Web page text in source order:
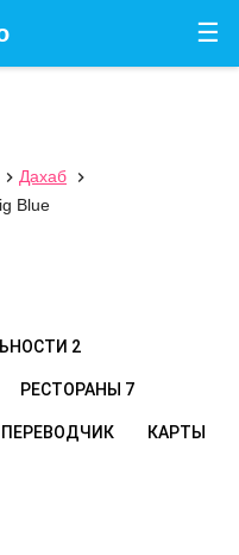
☰
 Дахаб

Blue
2
РЕСТОРАНЫ 7
ПЕРЕВОДЧИК КАРТЫ